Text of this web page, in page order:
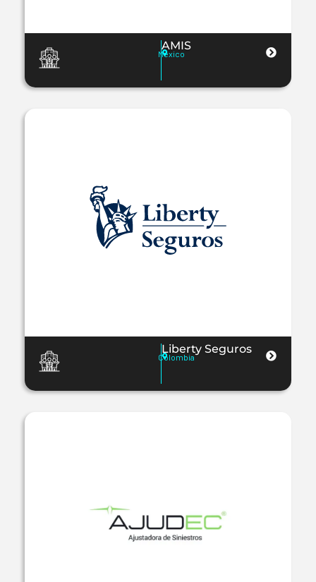
AMIS
México
Liberty Seguros
Colombia